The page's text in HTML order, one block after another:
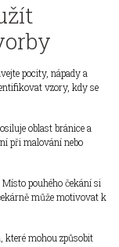
pocity, nápady a
vzory, kdy se
oblast bránice a
při malování nebo
Místo pouhého čekání si
může motivovat k
mohou způsobit